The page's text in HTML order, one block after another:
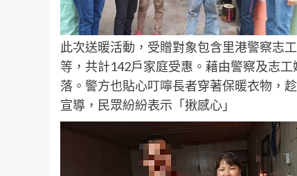
此次送暖活動，受贈對象包含里港警察志
等，共計142戶家庭受惠。藉由警察及志
落。警方也貼心叮嚀長者穿著保暖衣物，
宣導，民眾紛紛表示「揪感心」